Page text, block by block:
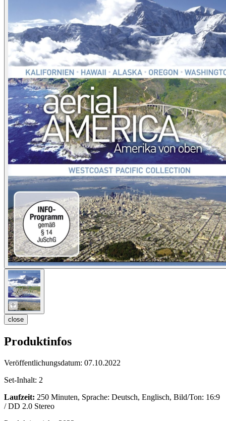
close
Produktinfos
Veröffentlichungsdatum: 07.10.2022
Set-Inhalt: 2
Laufzeit: 250 Minuten, Sprache: Deutsch, Englisch, Bild/Ton: 16:9
/ DD 2.0 Stereo